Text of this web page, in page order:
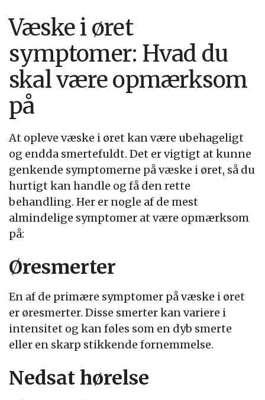
Væske i øret
symptomer: Hvad du
skal være opmærksom
på
At opleve væske i øret kan være ubehageligt
og endda smertefuldt. Det er vigtigt at kunne
genkende symptomerne på væske i øret, så du
hurtigt kan handle og få den rette
behandling. Her er nogle af de mest
almindelige symptomer at være opmærksom
på:
Øresmerter
En af de primære symptomer på væske i øret
er øresmerter. Disse smerter kan variere i
intensitet og kan føles som en dyb smerte
eller en skarp stikkende fornemmelse.
Nedsat hørelse